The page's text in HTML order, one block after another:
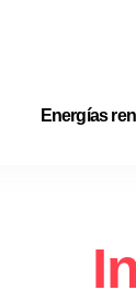
Energías